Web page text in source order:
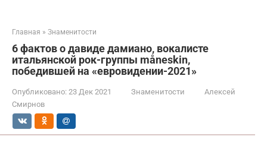
Главная » Знаменитости
6 фактов о давиде дамиано, вокалисте
итальянской рок-группы måneskin,
победившей на «евровидении-2021»
Опубликовано: 23 Дек 2021 Знаменитости
Алексей
Смирнов